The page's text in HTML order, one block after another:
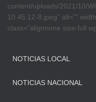
content/uploads/2021/10/
10.45.12-8.jpeg” alt=””
class=”alignnone size-full
NOTICIAS LOCAL
NOTICIAS NACIONAL